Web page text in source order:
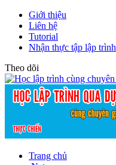
Giới thiệu
Liên hệ
Tutorial
Nhận thực tập lập trình
Theo dõi
Trang chủ